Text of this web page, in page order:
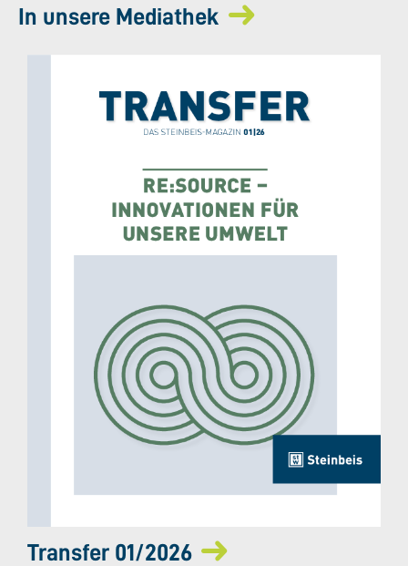
In unsere Mediathek
Transfer 01/2026